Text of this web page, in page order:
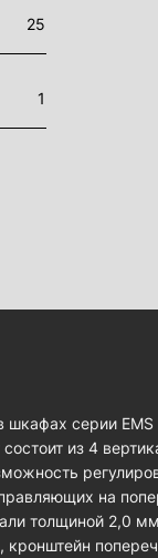
25
1
шкафах серии
из 4
на
толщиной 2,0